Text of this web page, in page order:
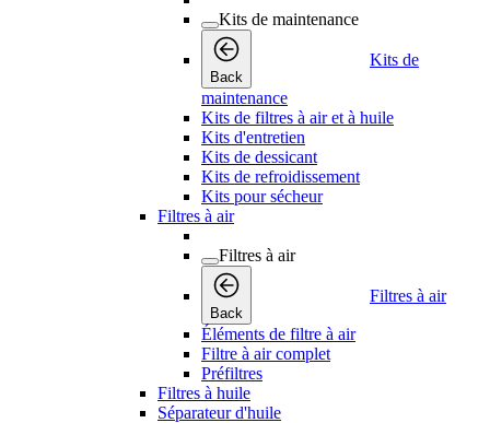
Kits de maintenance
Back
Kits de
maintenance
Kits de filtres à air et à huile
Kits d'entretien
Kits de dessicant
Kits de refroidissement
Kits pour sécheur
Filtres à air
Filtres à air
Back
Filtres à air
Éléments de filtre à air
Filtre à air complet
Préfiltres
Filtres à huile
Séparateur d'huile